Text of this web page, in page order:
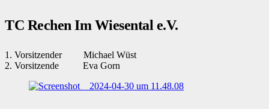
TC Rechen Im Wiesental e.V.
1. Vorsitzender Michael Wüst
2. Vorsitzende Eva Gorn